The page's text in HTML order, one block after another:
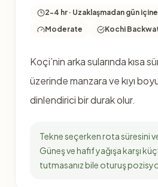
2-4 hr · Uzaklaşmadan gün
Moderate
Kochi
Koçi’nin arka sularında kısa
üzerinde manzara ve kıyı
dinlendirici bir durak olur.
Tekne seçerken rota süresini
Güneş ve hafif yağışa karşı
tutmasanız bile oturuş